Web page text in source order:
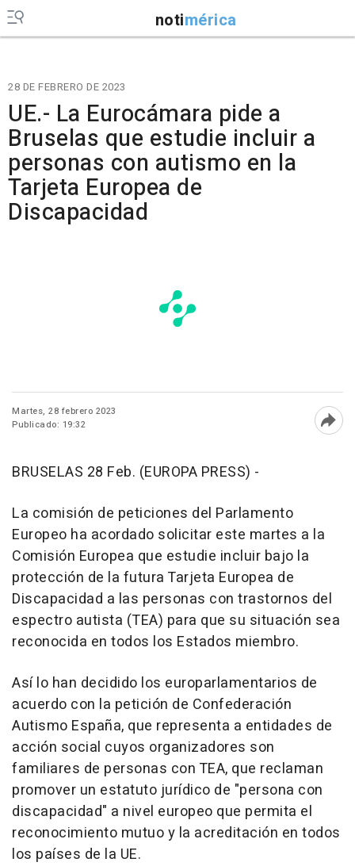
notimérica
28 DE FEBRERO DE 2023
UE.- La Eurocámara pide a
Bruselas que estudie incluir a
personas con autismo en la
Tarjeta Europea de
Discapacidad
Martes, 28 febrero 2023
Publicado: 19:32
BRUSELAS 28 Feb. (EUROPA PRESS) -
La comisión de peticiones del Parlamento
Europeo ha acordado solicitar este martes a la
Comisión Europea que estudie incluir bajo la
protección de la futura Tarjeta Europea de
Discapacidad a las personas con trastornos del
espectro autista (TEA) para que su situación sea
reconocida en todos los Estados miembro.
Así lo han decidido los europarlamentarios de
acuerdo con la petición de Confederación
Autismo España, que representa a entidades de
acción social cuyos organizadores son
familiares de personas con TEA, que reclaman
promover un estatuto jurídico de "persona con
discapacidad" a nivel europeo que permita el
reconocimiento mutuo y la acreditación en todos
los países de la UE.